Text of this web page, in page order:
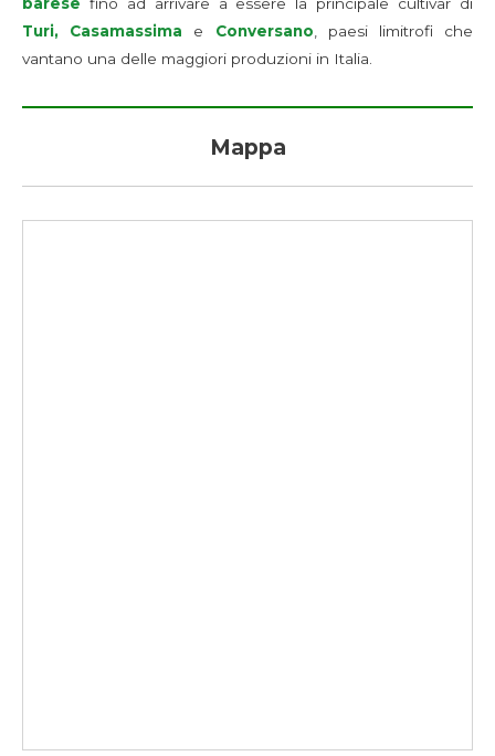
barese fino ad arrivare a essere la principale cultivar di
Turi, Casamassima e Conversano, paesi limitrofi che
vantano una delle maggiori produzioni in Italia.
Mappa